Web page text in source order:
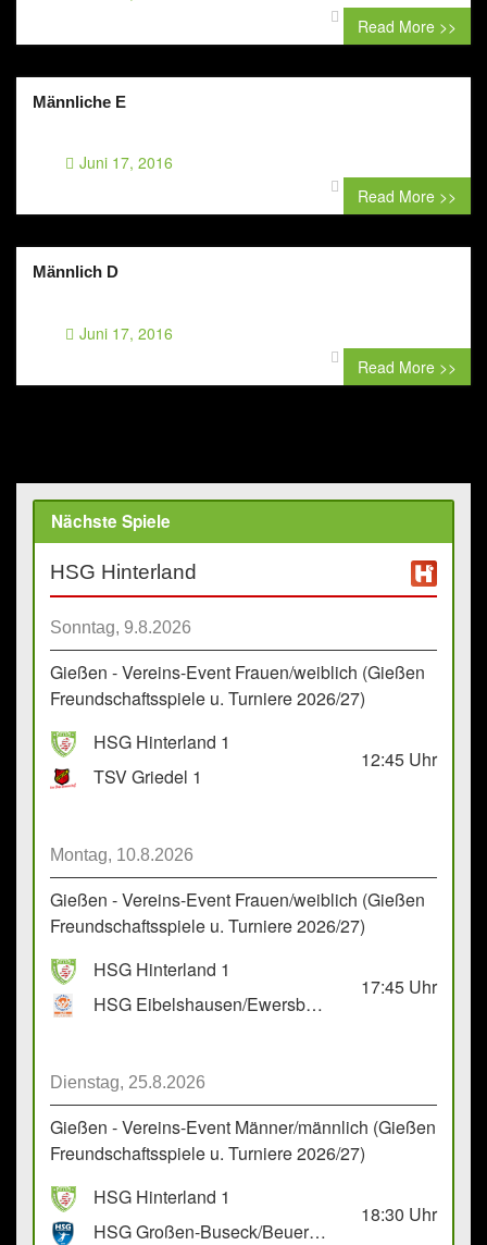
0 comment
Read More >>
Männliche E
Juni 17, 2016
0 comment
Read More >>
Männlich D
Juni 17, 2016
0 comment
Read More >>
Nächste Spiele
HSG Hinterland
Sonntag, 9.8.2026
Gießen - Vereins-Event Frauen/weiblich (Gießen
Freundschaftsspiele u. Turniere 2026/27)
HSG Hinterland 1
TSV Griedel 1
12:45 Uhr
Montag, 10.8.2026
Gießen - Vereins-Event Frauen/weiblich (Gießen
Freundschaftsspiele u. Turniere 2026/27)
HSG Hinterland 1
HSG Eibelshausen/Ewersbach GbR 2
17:45 Uhr
Dienstag, 25.8.2026
Gießen - Vereins-Event Männer/männlich (Gießen
Freundschaftsspiele u. Turniere 2026/27)
HSG Hinterland 1
HSG Großen-Buseck/Beuern 1
18:30 Uhr